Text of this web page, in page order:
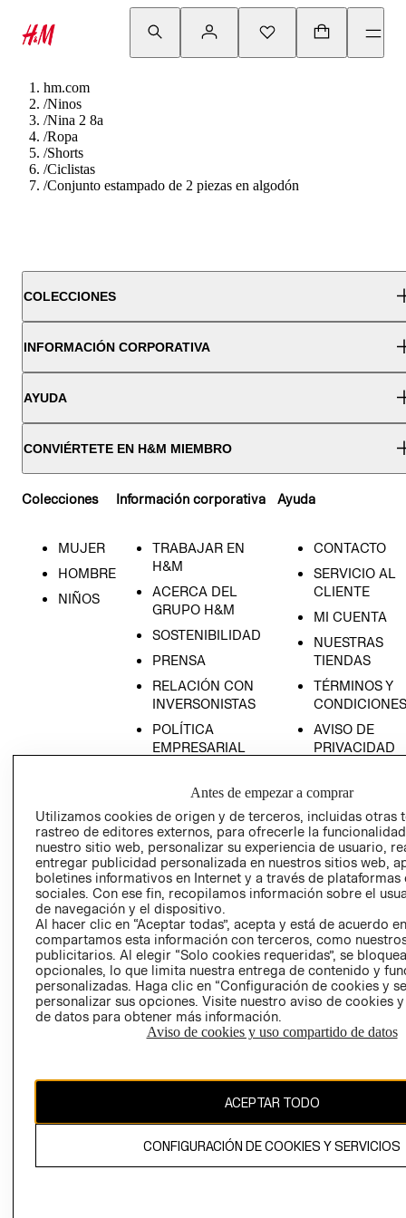
hm.com
/Ninos
/Nina 2 8a
/Ropa
/Shorts
/Ciclistas
/Conjunto estampado de 2 piezas en algodón
COLECCIONES
INFORMACIÓN CORPORATIVA
AYUDA
CONVIÉRTETE EN H&M MIEMBRO
Colecciones
MUJER
HOMBRE
NIÑOS
Información corporativa
TRABAJAR EN
H&M
ACERCA DEL
GRUPO H&M
SOSTENIBILIDAD
PRENSA
RELACIÓN CON
INVERSONISTAS
POLÍTICA
EMPRESARIAL
Ayuda
CONTACTO
SERVICIO AL
CLIENTE
MI CUENTA
NUESTRAS
TIENDAS
TÉRMINOS Y
CONDICIONES
AVISO DE
PRIVACIDAD
AVISO DE
COOKIES
LIBRO DE
Ecuador ($)
CAMBIAR REGIÓN
El contenido de esta página web está protegido por copyright y es
Antes de empezar a comprar
Utilizamos cookies de origen y de terceros, incluidas otras
rastreo de editores externos, para ofrecerle la
nuestro sitio web, personalizar su experiencia de usuario,
entregar publicidad personalizada en nuestros sitios web,
boletines informativos en Internet y a través de plataformas
sociales. Con ese fin, recopilamos información sobre el
de navegación y el dispositivo.
Al hacer clic en “Aceptar todas”, acepta y está de acuerdo
compartamos esta información con terceros, como
publicitarios. Al elegir “Solo cookies requeridas”, se
opcionales, lo que limita nuestra entrega de contenido y
personalizadas. Haga clic en “Configuración de cookies y
personalizar sus opciones. Visite nuestro aviso de cookies
de datos para obtener más información.
Aviso de cookies y uso compartido de datos
ACEPTAR TODO
CONFIGURACIÓN DE COOKIES Y SERVICIOS